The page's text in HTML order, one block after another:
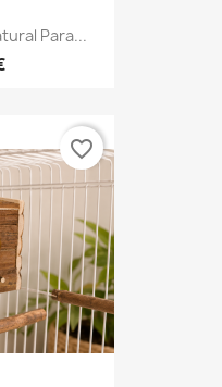
Para...
favorite_border